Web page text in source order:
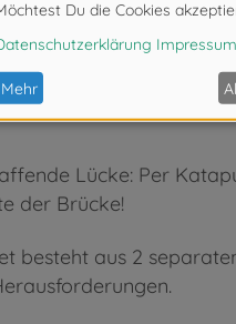
Lücke: Per
der Brücke!
besteht aus 2